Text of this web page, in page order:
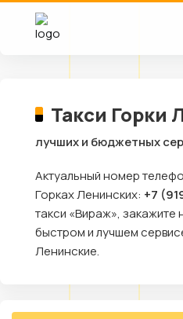
Такси Горки
лучших и бюджетных
Актуальный номер
Горках Ленинских: +7
такси «Вираж», закажите
быстром и лучшем
Ленинские.